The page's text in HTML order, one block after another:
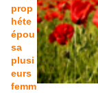
prop
héte
épou
sa
plusi
eurs
femm